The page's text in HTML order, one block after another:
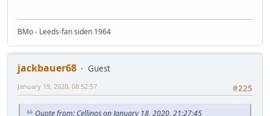
BMo - Leeds-fan siden 1964
jackbauer68
Guest
#225
January 19, 2020, 08:52:57
Quote from: Cellinos on January 18, 2020, 21:27:45